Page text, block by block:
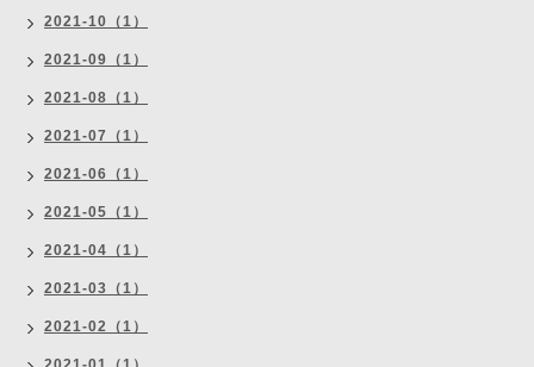
2021-10（1）
2021-09（1）
2021-08（1）
2021-07（1）
2021-06（1）
2021-05（1）
2021-04（1）
2021-03（1）
2021-02（1）